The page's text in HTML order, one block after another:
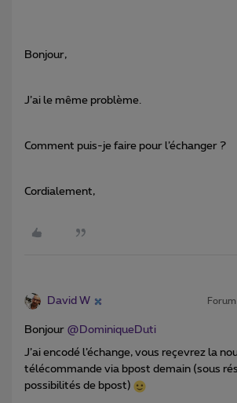
Bonjour,
J’ai le même problème.
Comment puis-je faire pour l’échanger ?
Cordialement,
David W
Bonjour @DominiqueDuti
J’ai encodé l’échange, vous reçevrez la
télécommande via bpost demain (sous
possibilités de bpost)